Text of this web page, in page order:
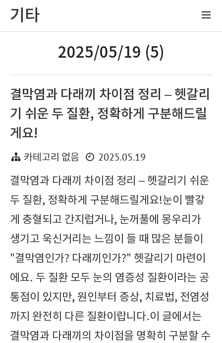
기타
2025/05/19 (5)
결막염과 다래끼 차이점 정리 – 헷갈리
기 쉬운 두 질환, 정확하게 구분해드릴
게요!
카테고리 없음
2025.05.19
결막염과 다래끼 차이점 정리 – 헷갈리기 쉬운
두 질환, 정확하게 구분해드릴게요!눈이 빨갛
게 충혈되고 간지럽거나, 눈꺼풀에 몽우리가
생기고 욱신거리는 느낌이 들 때 많은 분들이
"결막염인가? 다래끼인가?" 헷갈리기 마련이
에요. 두 질환 모두 눈의 염증성 질환이라는 공
통점이 있지만, 원인부터 증상, 치료법, 전염성
까지 완전히 다른 질환이랍니다.이 글에서는
결막염과 다래끼의 차이점을 명확히 구분할 수